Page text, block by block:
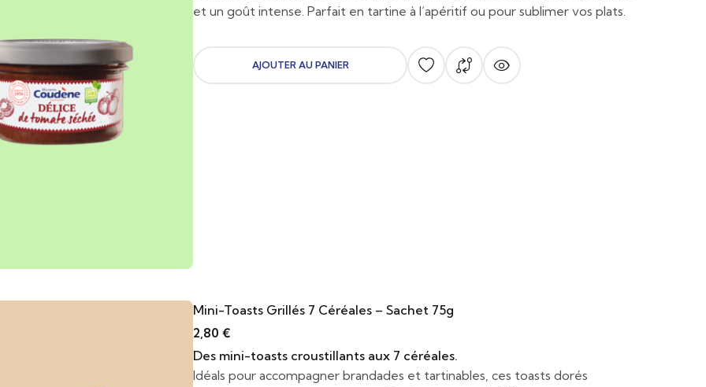
et un goût intense. Parfait en tartine à l’apéritif ou pour sublimer vos plats.
AJOUTER AU PANIER
Mini-Toasts Grillés 7 Céréales – Sachet 75g
2,80 €
Des mini-toasts croustillants aux 7 céréales.
Idéals pour accompagner brandades et tartinables, ces toasts dorés